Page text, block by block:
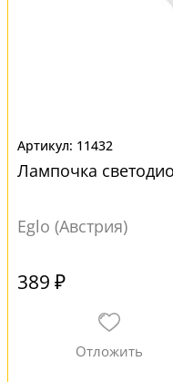
11432
Лампочка
Eglo (Австрия)
389 ₽